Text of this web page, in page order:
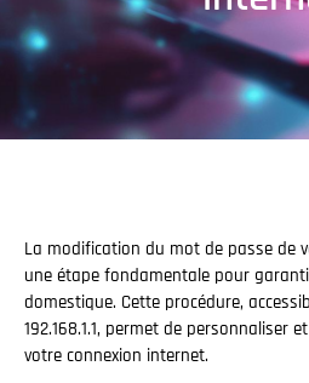
La modification du mot de passe de
une étape fondamentale pour
domestique. Cette procédure,
192.168.1.1, permet de personnaliser
votre connexion internet.